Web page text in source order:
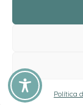
Política